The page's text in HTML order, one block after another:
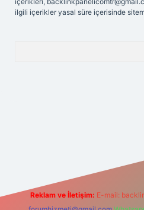
ilgili içerikler yasal süre içerisinde
Reklam ve İletişim: E-mail: